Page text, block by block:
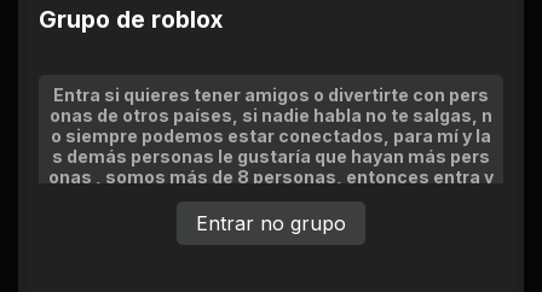
Grupo de roblox
Entra si quieres tener amigos o divertirte con pers
onas de otros países, si nadie habla no te salgas, n
o siempre podemos estar conectados, para mí y la
s demás personas le gustaría que hayan más pers
onas , somos más de 8 personas, entonces entra y
podremos
Entrar no grupo